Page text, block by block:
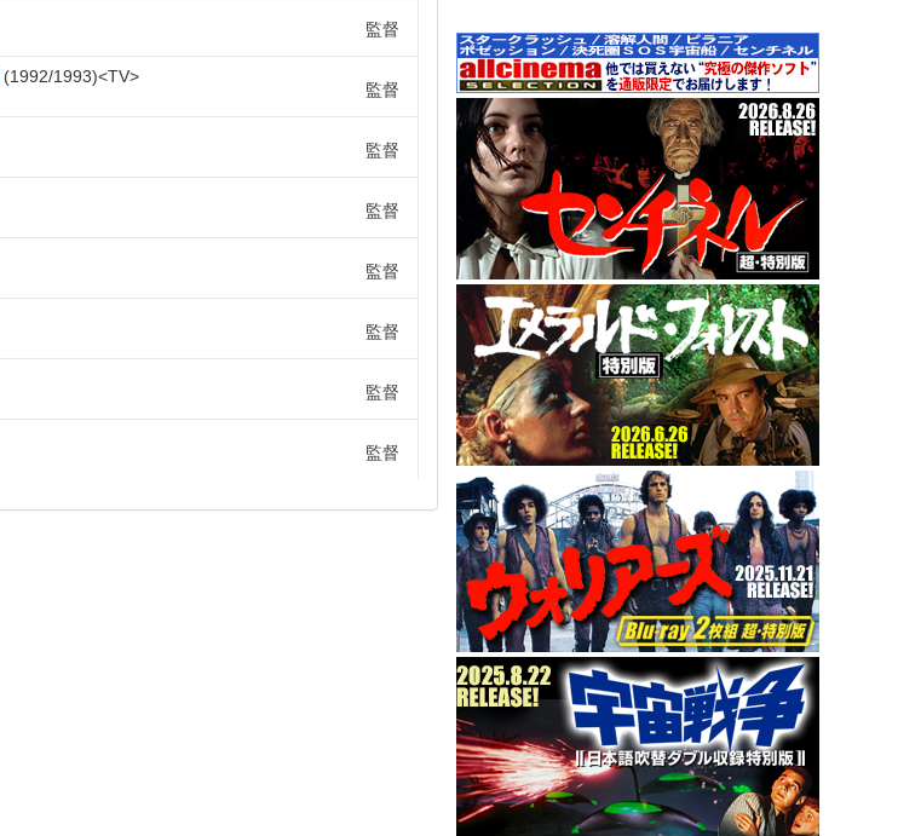
監督
1992/1993 TV
監督
監督
監督
監督
監督
監督
監督